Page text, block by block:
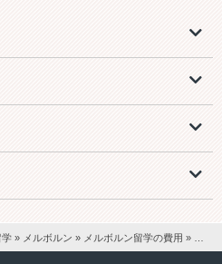
学 » メルボルン » メルボルン留学の費用 »